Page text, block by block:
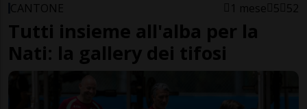
CANTONE 1 mese 5 52
Tutti insieme all'alba per la
Nati: la gallery dei tifosi